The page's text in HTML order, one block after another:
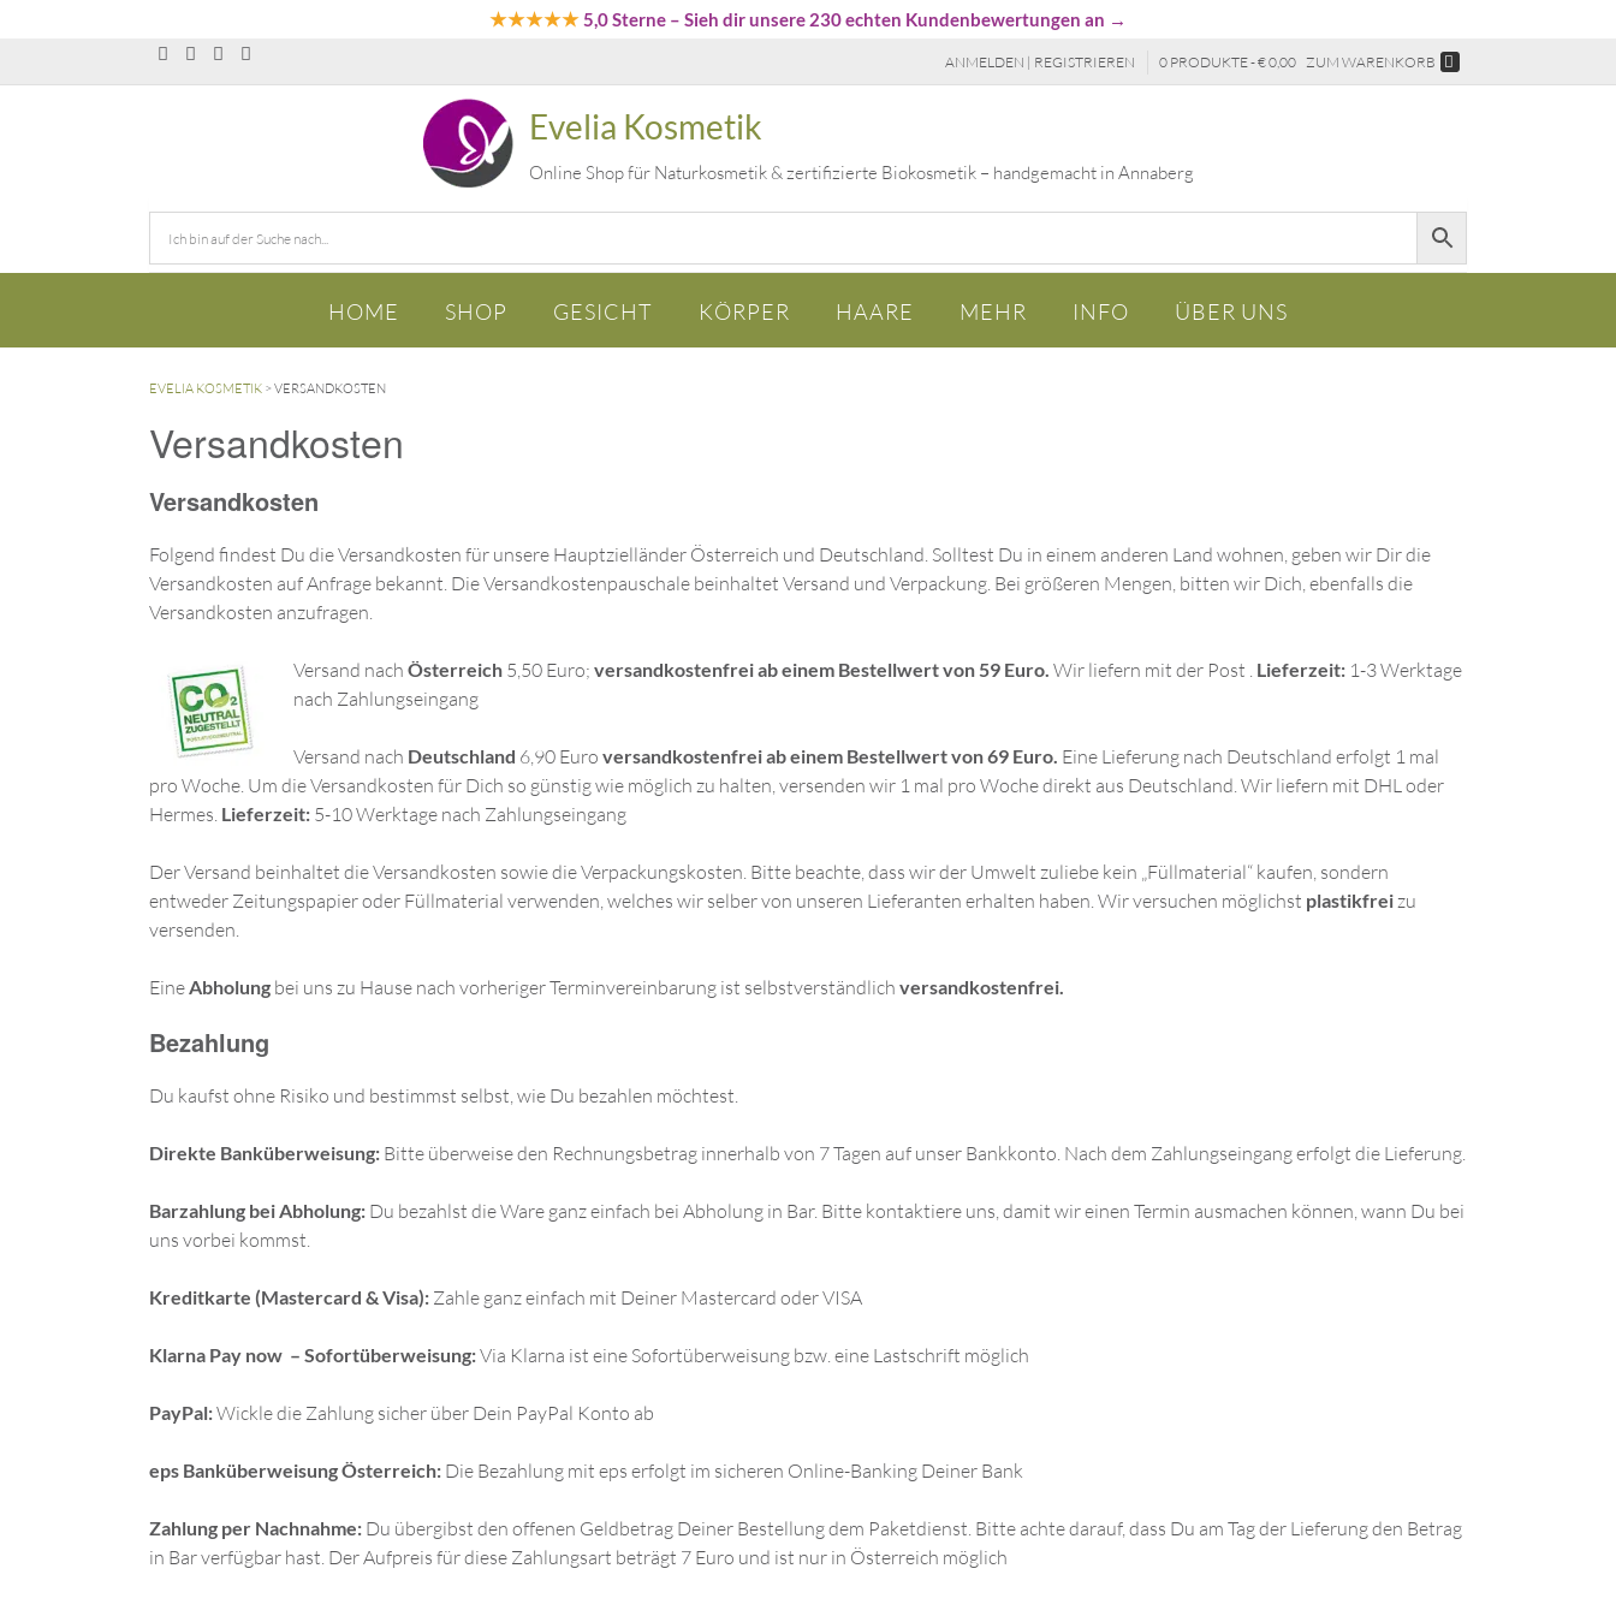
★★★★★5,0 Sterne – Sieh dir unsere 230 echten Kundenbewertungen an →
ANMELDEN | REGISTRIEREN 0 PRODUKTE - € 0,00 ZUM WARENKORB
Evelia Kosmetik
Online Shop für Naturkosmetik & zertifizierte Biokosmetik – handgemacht in Annaberg
HOME SHOP GESICHT KÖRPER HAARE MEHR INFO ÜBER UNS
EVELIA KOSMETIK > VERSANDKOSTEN
Versandkosten
Versandkosten
Folgend findest Du die Versandkosten für unsere Hauptzielländer Österreich und Deutschland. Solltest Du in einem anderen Land wohnen, geben wir Dir die
Versandkosten auf Anfrage bekannt. Die Versandkostenpauschale beinhaltet Versand und Verpackung. Bei größeren Mengen, bitten wir Dich, ebenfalls die
Versandkosten anzufragen.
Versand nach Österreich 5,50 Euro; versandkostenfrei ab einem Bestellwert von 59 Euro. Wir liefern mit der Post . Lieferzeit: 1-3 Werktage
nach Zahlungseingang
Versand nach Deutschland 6,90 Euro versandkostenfrei ab einem Bestellwert von 69 Euro. Eine Lieferung nach Deutschland erfolgt 1 mal
pro Woche. Um die Versandkosten für Dich so günstig wie möglich zu halten, versenden wir 1 mal pro Woche direkt aus Deutschland. Wir liefern mit DHL oder
Hermes. Lieferzeit: 5-10 Werktage nach Zahlungseingang
Der Versand beinhaltet die Versandkosten sowie die Verpackungskosten. Bitte beachte, dass wir der Umwelt zuliebe kein „Füllmaterial“ kaufen, sondern
entweder Zeitungspapier oder Füllmaterial verwenden, welches wir selber von unseren Lieferanten erhalten haben. Wir versuchen möglichst plastikfreizu
versenden.
EineAbholung bei uns zu Hause nach vorheriger Terminvereinbarung ist selbstverständlich versandkostenfrei.
Bezahlung
Du kaufst ohne Risiko und bestimmst selbst, wie Du bezahlen möchtest.
Direkte Banküberweisung: Bitte überweise den Rechnungsbetrag innerhalb von 7 Tagen auf unser Bankkonto. Nach dem Zahlungseingang erfolgt die Lieferung.
Barzahlung bei Abholung: Du bezahlst die Ware ganz einfach bei Abholung in Bar. Bitte kontaktiere uns, damit wir einen Termin ausmachen können, wann Du bei
uns vorbei kommst.
Kreditkarte (Mastercard & Visa): Zahle ganz einfach mit Deiner Mastercard oder VISA
Klarna Pay now – Sofortüberweisung:Via Klarna ist eine Sofortüberweisung bzw. eine Lastschrift möglich
PayPal:Wickle die Zahlung sicher über Dein PayPal Konto ab
eps Banküberweisung Österreich: Die Bezahlung mit eps erfolgt im sicheren Online-Banking Deiner Bank
Zahlung per Nachnahme: Du übergibst den offenen Geldbetrag Deiner Bestellung dem Paketdienst. Bitte achte darauf, dass Du am Tag der Lieferung den Betrag
in Bar verfügbar hast. Der Aufpreis für diese Zahlungsart beträgt 7 Euro und ist nur in Österreich möglich